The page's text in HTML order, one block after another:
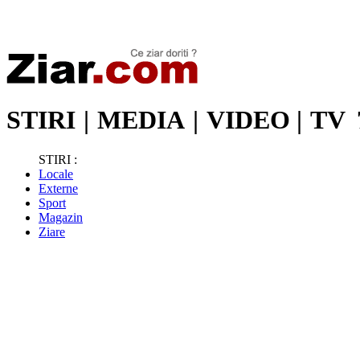
STIRI | MEDIA | VIDEO | TV
STIRI :
Locale
Externe
Sport
Magazin
Ziare